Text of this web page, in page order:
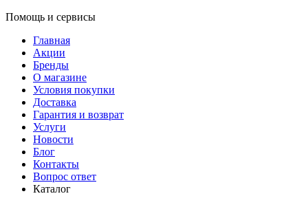
Помощь и сервисы
Главная
Акции
Бренды
О магазине
Условия покупки
Доставка
Гарантия и возврат
Услуги
Новости
Блог
Контакты
Вопрос ответ
Каталог